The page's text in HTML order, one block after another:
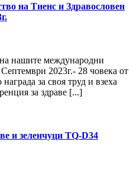
на Тиенс и Здравословен
нашите международни
2023г.- 28 човека от
за своя труд и взеха
за здраве [...]
и зеленчуци TQ-D34